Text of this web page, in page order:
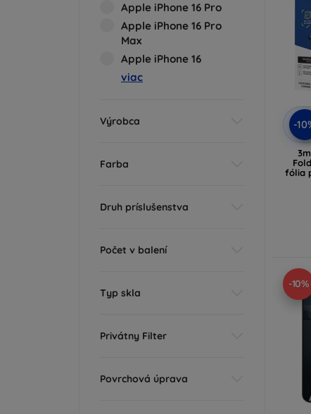
Apple iPhone 16 Pro
Apple iPhone 16 Pro
Max
Apple iPhone 16
viac
Výrobca
Farba
Druh príslušenstva
Počet v balení
Typ skla
Privátny Filter
Povrchová úprava
-
fólia
-10%